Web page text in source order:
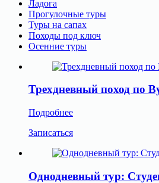
Ладога
Прогулочные туры
Туры на сапах
Походы под ключ
Осенние туры
Трехдневный поход по
Подробнее
Записаться
Однодневный тур: